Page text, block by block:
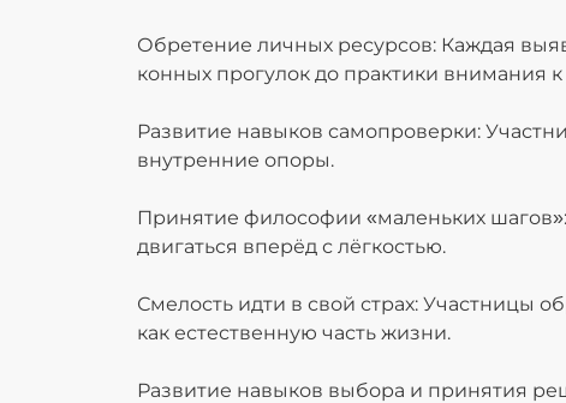
Обретение личных ресурсов: Каждая
конных прогулок до практики внимания к
Развитие навыков самопроверки:
внутренние опоры.
Принятие философии «маленьких
двигаться вперёд с лёгкостью.
Смелость идти в свой страх: Участницы
как естественную часть жизни.
Развитие навыков выбора и принятия